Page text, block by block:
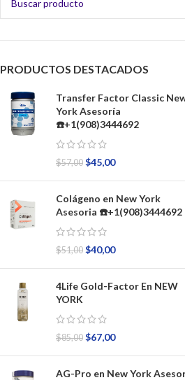
PRODUCTOS DESTACADOS
Transfer Factor Classic
York Asesoría
☎️+1(908)3444692
$57,00 $45,00
Colágeno en New York
Asesoria ☎️+1(908)3444692
$51,00 $40,00
4Life Gold-Factor En NEW
YORK
$85,00 $67,00
AG-Pro en New York